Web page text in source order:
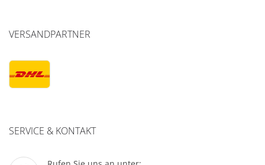
VERSANDPARTNER
SERVICE & KONTAKT